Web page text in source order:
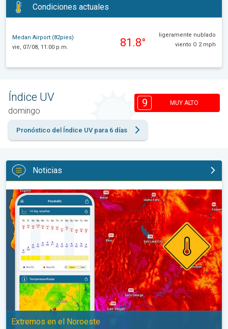
Condiciones actuales
Medan Airport (82pies)
vie, 07/08, 11:00 p.m.
81.8°
ligeramente nublado
viento O 2 mph
Índice UV
domingo
9 MUY ALTO
Pronóstico del Índice UV para 6 días
Noticias
Salto de 50 grados Fahrenheit. Extremos en el Noroeste. . .
Extremos en el Noroeste